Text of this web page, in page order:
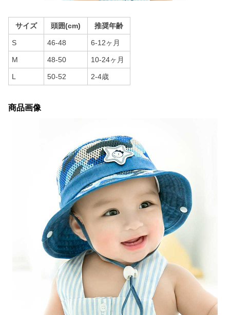
サイズ 頭囲(cm) 推奨年齢
S 46-48 6-12ヶ月
M 48-50 10-24ヶ月
L 50-52 2-4歳
商品画像